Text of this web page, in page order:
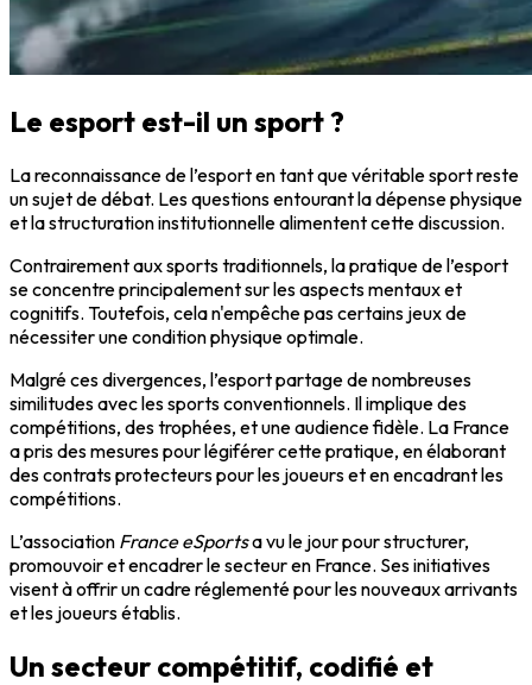
Le esport est-il un sport ?
La reconnaissance de l’esport en tant que véritable sport reste
un sujet de débat. Les questions entourant la dépense physique
et la structuration institutionnelle alimentent cette discussion.
Contrairement aux sports traditionnels, la pratique de l’esport
se concentre principalement sur les aspects mentaux et
cognitifs. Toutefois, cela n'empêche pas certains jeux de
nécessiter une condition physique optimale.
Malgré ces divergences, l’esport partage de nombreuses
similitudes avec les sports conventionnels. Il implique des
compétitions, des trophées, et une audience fidèle. La France
a pris des mesures pour légiférer cette pratique, en élaborant
des contrats protecteurs pour les joueurs et en encadrant les
compétitions.
L’association France eSportsa vu le jour pour structurer,
promouvoir et encadrer le secteur en France. Ses initiatives
visent à offrir un cadre réglementé pour les nouveaux arrivants
et les joueurs établis.
Un secteur compétitif, codifié et